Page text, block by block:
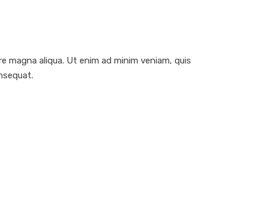
aliqua. Ut enim ad minim veniam, quis